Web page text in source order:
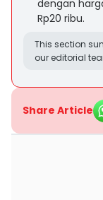
dengan
Rp20 ribu.
This section
our editorial
Share Article